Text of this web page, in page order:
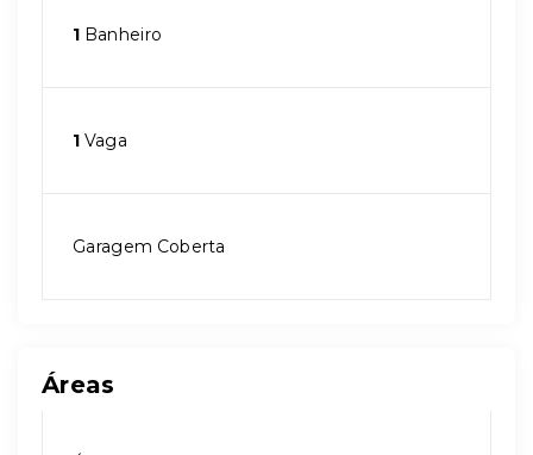
1 Banheiro
1 Vaga
Garagem Coberta
Áreas